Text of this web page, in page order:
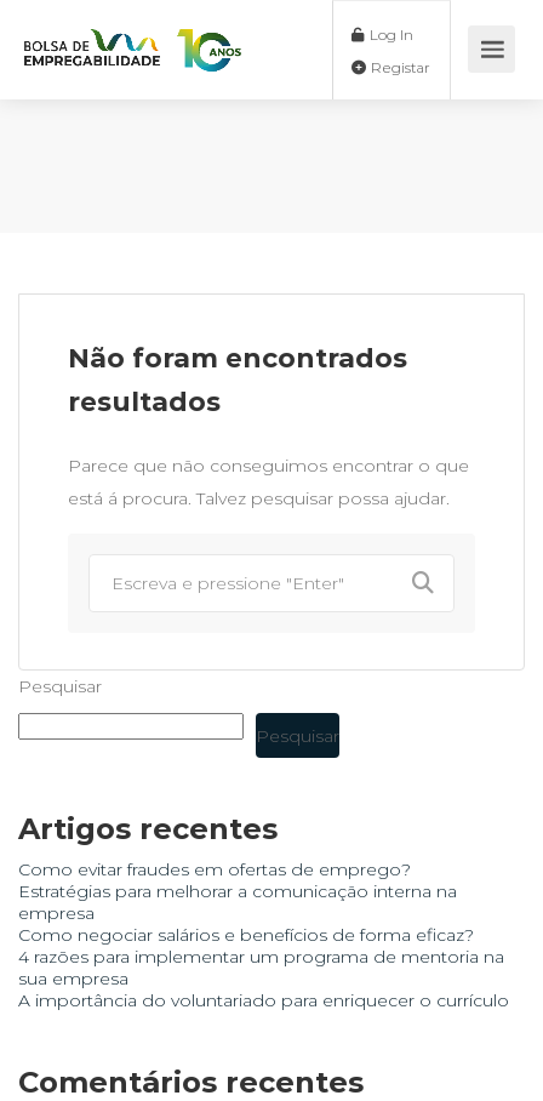
Log In
Não foram encontrados
resultados
Parece que não conseguimos encontrar o que
está á procura. Talvez pesquisar possa ajudar.
Pesquisar
Pesquisar
Artigos recentes
Como evitar fraudes em ofertas de emprego?
Estratégias para melhorar a comunicação interna na
empresa
Como negociar salários e benefícios de forma eficaz?
4 razões para implementar um programa de mentoria na
sua empresa
A importância do voluntariado para enriquecer o currículo
Comentários recentes